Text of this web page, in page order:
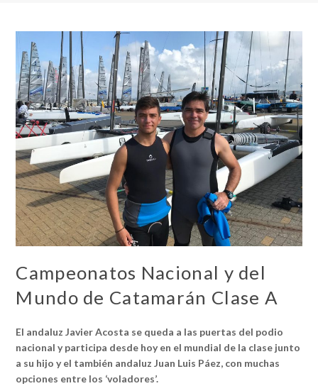
Campeonatos Nacional y del
Mundo de Catamarán Clase A
El andaluz Javier Acosta se queda a las puertas del podio
nacional y participa desde hoy en el mundial de la clase junto
a su hijo y el también andaluz Juan Luis Páez, con muchas
opciones entre los ‘voladores’.